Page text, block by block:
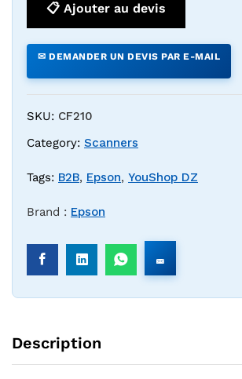
📋 Ajouter au devis
✉ DEMANDER UN DEVIS PAR E-MAIL
SKU: CF210
Category: Scanners
Tags: B2B, Epson, YouShop DZ
Brand : Epson
Description